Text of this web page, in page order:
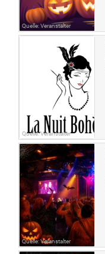
Quelle: Veranstalter
Quelle: Veranstalter
Quelle: Veranstalter